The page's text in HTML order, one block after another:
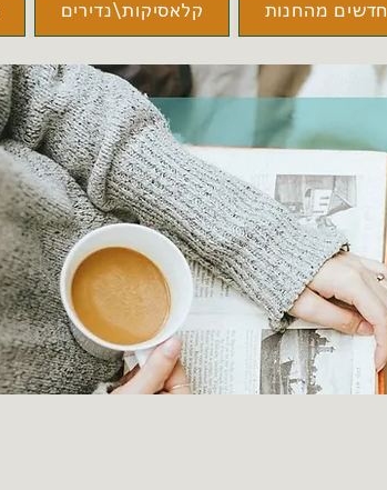
חדשים מהחנות קלאסיקות\נדירים